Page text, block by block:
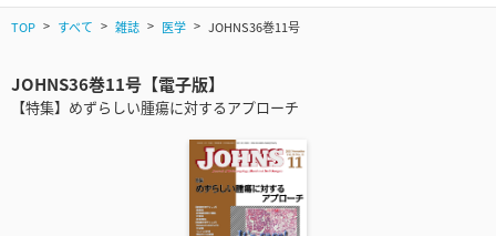
TOP すべて 雑誌 医学 JOHNS36巻11号
JOHNS36巻11号【電子版】
【特集】めずらしい腫瘍に対するアプローチ